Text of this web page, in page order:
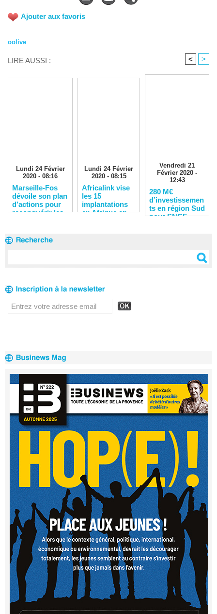
Ajouter aux favoris
oolive
LIRE AUSSI : < >
Lundi 24 Février
2020 - 08:16
Marseille-Fos
dévoile son plan
d’actions pour
reconquérir les
Lundi 24 Février
2020 - 08:15
Africalink vise
les 15
implantations
en Afrique en
Vendredi 21
Février 2020 -
12:43
280 M€
d’investissemen
ts en région Sud
pour SNCF